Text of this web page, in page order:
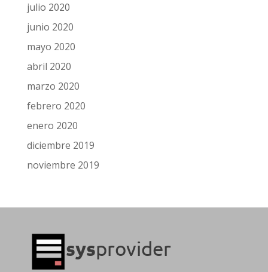
julio 2020
junio 2020
mayo 2020
abril 2020
marzo 2020
febrero 2020
enero 2020
diciembre 2019
noviembre 2019